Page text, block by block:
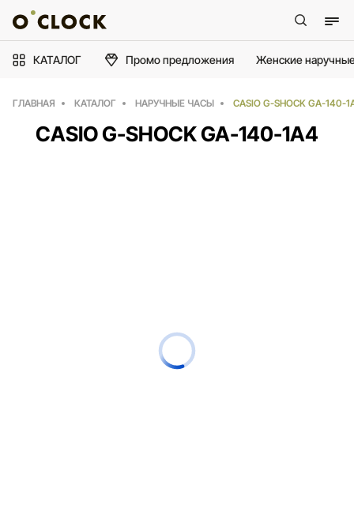
КАТАЛОГ Промо предложения Женские
ГЛАВНАЯ КАТАЛОГ НАРУЧНЫЕ ЧАСЫ CASIO G-SHOCK GA-140-
CASIO G-SHOCK GA-140-1A4